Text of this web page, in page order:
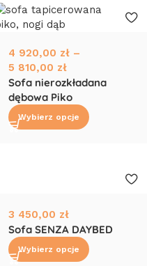
4 920,00 zł –
5 810,00 zł
Sofa nierozkładana
dębowa Piko
Wybierz opcje
3 450,00 zł
Sofa SENZA DAYBED
Wybierz opcje